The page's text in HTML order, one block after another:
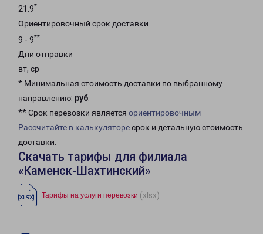
21.9*
Ориентировочный срок доставки
9 - 9**
Дни отправки
вт, ср
* Минимальная стоимость доставки по выбранному
направлению: руб.
** Срок перевозки является ориентировочным
Рассчитайте в калькуляторесрок и детальную стоимость
доставки.
Скачать тарифы для филиала
«Каменск-Шахтинский»
Тарифы на услуги перевозки (xlsx)